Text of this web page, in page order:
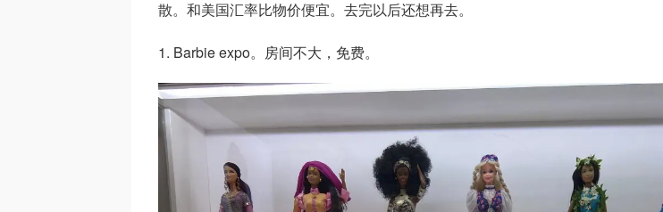
散。和美国汇率比物价便宜。去完以后还想再去。
1. Barbie expo。房间不大，免费。